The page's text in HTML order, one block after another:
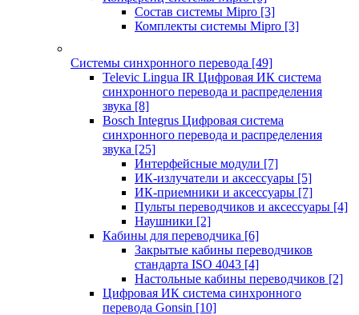
Состав системы Mipro [3]
Комплекты системы Mipro [3]
Системы синхронного перевода [49]
Televic Lingua IR Цифровая ИК система
синхронного перевода и распределения
звука [8]
Bosch Integrus Цифровая система
синхронного перевода и распределения
звука [25]
Интерфейсные модули [7]
ИК-излучатели и аксессуары [5]
ИК-приемники и аксессуары [7]
Пульты переводчиков и аксессуары [4]
Наушники [2]
Кабины для переводчика [6]
Закрытые кабины переводчиков
стандарта ISO 4043 [4]
Настольные кабины переводчиков [2]
Цифровая ИК система синхронного
перевода Gonsin [10]